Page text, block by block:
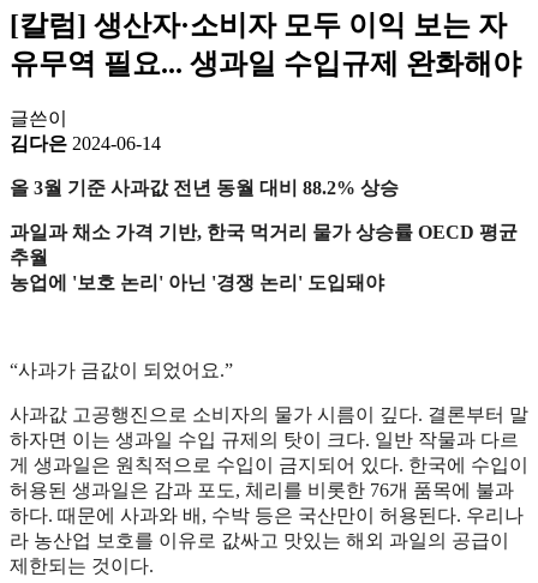
[칼럼] 생산자·소비자 모두 이익 보는 자
유무역 필요... 생과일 수입규제 완화해야
글쓴이
김다은 2024-06-14
올 3월 기준 사과값 전년 동월 대비 88.2% 상승
과일과 채소 가격 기반, 한국 먹거리 물가 상승률 OECD 평균
추월
농업에 '보호 논리' 아닌 '경쟁 논리' 도입돼야
“사과가 금값이 되었어요.”
사과값 고공행진으로 소비자의 물가 시름이 깊다. 결론부터 말
하자면 이는 생과일 수입 규제의 탓이 크다. 일반 작물과 다르
게 생과일은 원칙적으로 수입이 금지되어 있다. 한국에 수입이
허용된 생과일은 감과 포도, 체리를 비롯한 76개 품목에 불과
하다. 때문에 사과와 배, 수박 등은 국산만이 허용된다. 우리나
라 농산업 보호를 이유로 값싸고 맛있는 해외 과일의 공급이
제한되는 것이다.